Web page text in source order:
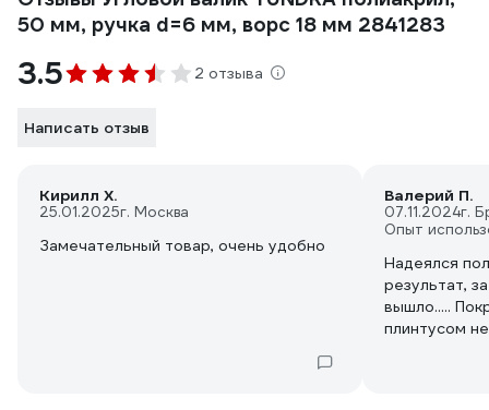
50 мм, ручка d=6 мм, ворс 18 мм 2841283
3.5 2 отзыва
Написать отзыв
Кирилл Х.
25.01.2025г. Москва
Замечательный товар, очень удобно
Валерий П.
07.11.2024г.
Опыт
Надеялся
результат,
вышло.....
плинтусом